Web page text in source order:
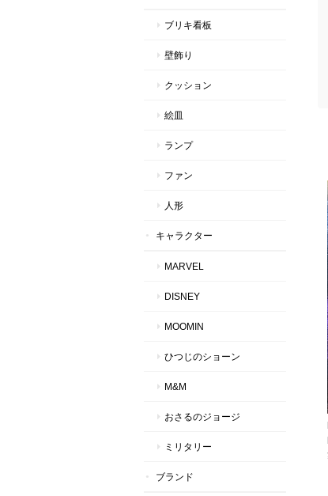
ブリキ看板
壁飾り
クッション
絵皿
ランプ
ファン
人形
キャラクター
MARVEL
DISNEY
MOOMIN
ひつじのショーン
M&M
おさるのジョージ
ミリタリー
ブランド